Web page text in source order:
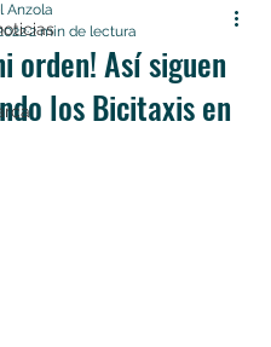
orden! Así siguen
los Bicitaxis en
Anzola
2 min de lectura